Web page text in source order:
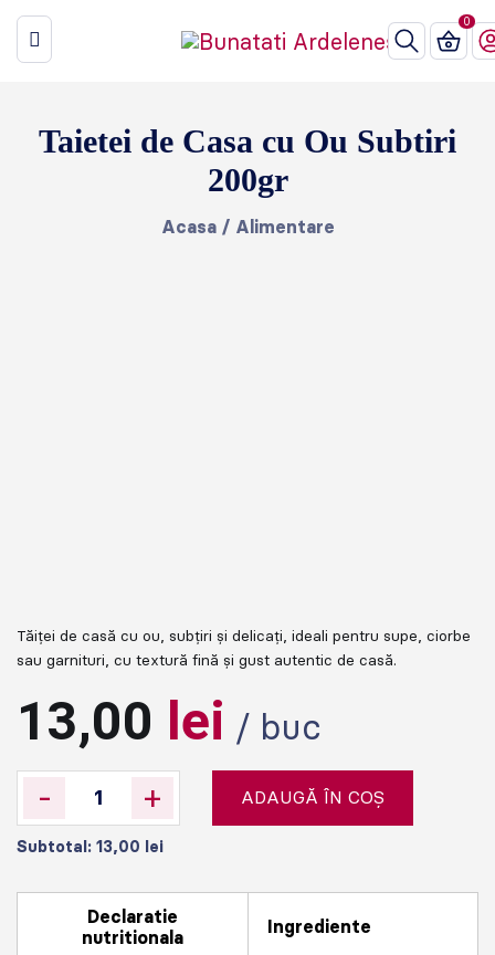
Taietei de Casa cu Ou Subtiri
200gr
Acasa/ Alimentare
Tăiței de casă cu ou, subțiri și delicați, ideali pentru supe, ciorbe
sau garnituri, cu textură fină și gust autentic de casă.
13,00 lei / buc
- + ADAUGĂ ÎN COȘ
Subtotal: 13,00 lei
Declaratie
nutritionala
Ingrediente